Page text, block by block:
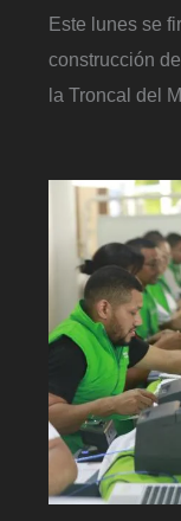
Este lunes se
construcción
la Troncal del